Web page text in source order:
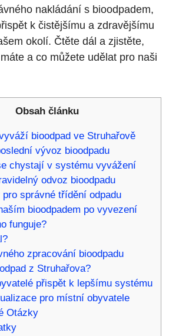
nakládání s bioodpadem,
k čistějšímu a zdravějšímu
okolí. Čtěte dál a zjistěte,
a co můžete udělat pro naši
Obsah článku
bioodpad ve Struhařově
vývoz bioodpadu
chystají v systému vyvážení
odvoz bioodpadu
správné třídění odpadu
bioodpadem po vyvezení
funguje?
zpracování bioodpadu
z Struhařova?
přispět k lepšímu systému
pro místní obyvatele
Otázky